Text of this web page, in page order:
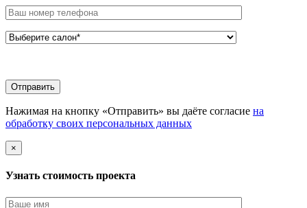
Нажимая на кнопку «Отправить» вы даёте согласие на
обработку своих персональных данных
×
Узнать стоимоcть проекта